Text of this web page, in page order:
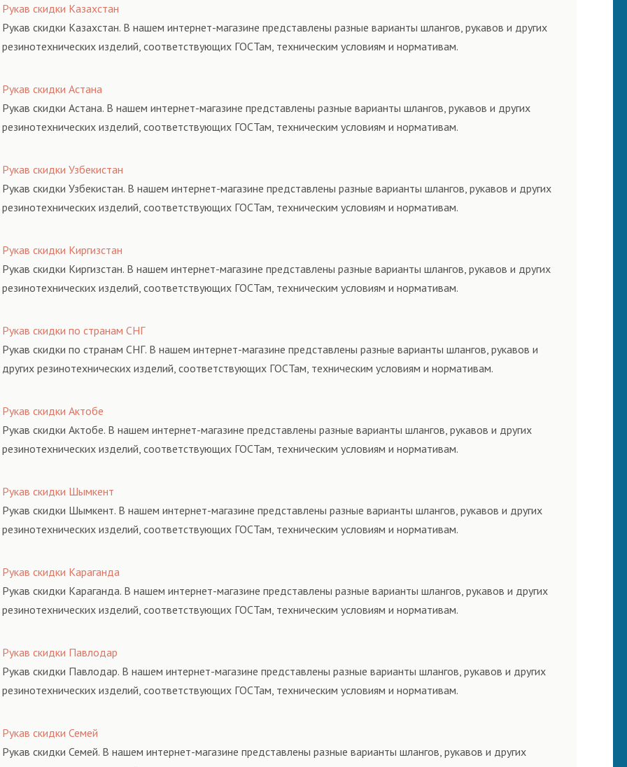
Рукав скидки Казахстан
Рукав скидки Казахстан. В нашем интернет-магазине представлены разные варианты шлангов, рукавов и других
резинотехнических изделий, соответствующих ГОСТам, техническим условиям и нормативам.
Рукав скидки Астана
Рукав скидки Астана. В нашем интернет-магазине представлены разные варианты шлангов, рукавов и других
резинотехнических изделий, соответствующих ГОСТам, техническим условиям и нормативам.
Рукав скидки Узбекистан
Рукав скидки Узбекистан. В нашем интернет-магазине представлены разные варианты шлангов, рукавов и других
резинотехнических изделий, соответствующих ГОСТам, техническим условиям и нормативам.
Рукав скидки Киргизстан
Рукав скидки Киргизстан. В нашем интернет-магазине представлены разные варианты шлангов, рукавов и других
резинотехнических изделий, соответствующих ГОСТам, техническим условиям и нормативам.
Рукав скидки по странам СНГ
Рукав скидки по странам СНГ. В нашем интернет-магазине представлены разные варианты шлангов, рукавов и
других резинотехнических изделий, соответствующих ГОСТам, техническим условиям и нормативам.
Рукав скидки Актобе
Рукав скидки Актобе. В нашем интернет-магазине представлены разные варианты шлангов, рукавов и других
резинотехнических изделий, соответствующих ГОСТам, техническим условиям и нормативам.
Рукав скидки Шымкент
Рукав скидки Шымкент. В нашем интернет-магазине представлены разные варианты шлангов, рукавов и других
резинотехнических изделий, соответствующих ГОСТам, техническим условиям и нормативам.
Рукав скидки Караганда
Рукав скидки Караганда. В нашем интернет-магазине представлены разные варианты шлангов, рукавов и других
резинотехнических изделий, соответствующих ГОСТам, техническим условиям и нормативам.
Рукав скидки Павлодар
Рукав скидки Павлодар. В нашем интернет-магазине представлены разные варианты шлангов, рукавов и других
резинотехнических изделий, соответствующих ГОСТам, техническим условиям и нормативам.
Рукав скидки Семей
Рукав скидки Семей. В нашем интернет-магазине представлены разные варианты шлангов, рукавов и других